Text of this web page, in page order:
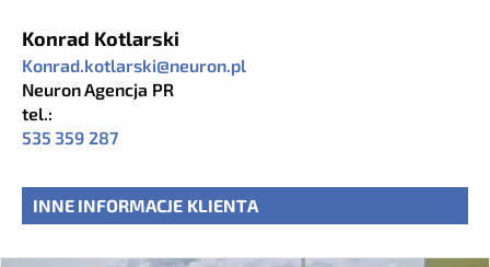
Konrad Kotlarski
Konrad.kotlarski@neuron.pl
Neuron Agencja PR
tel.:
535 359 287
INNE INFORMACJE KLIENTA